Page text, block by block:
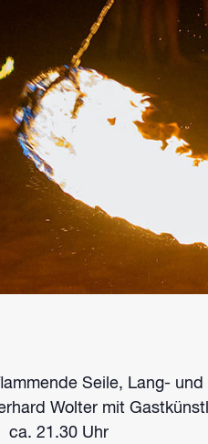
Seile, Lang-
Wolter mit
ca. 21.30 Uhr